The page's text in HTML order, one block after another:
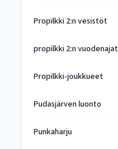
Propilkki 2:n vesistöt
propilkki 2:n vuodenajat
Propilkki-joukkueet
Pudasjärven luonto
Punkaharju